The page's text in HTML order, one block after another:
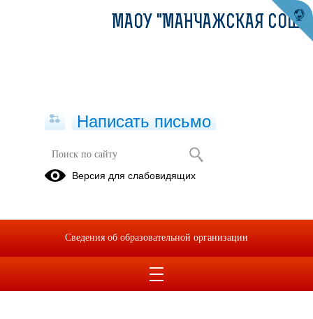
Безопасность
МАОУ "МАНЧАЖСКАЯ СОШ"
Написать письмо
Версия для слабовидящих
Сведения об образовательной организации